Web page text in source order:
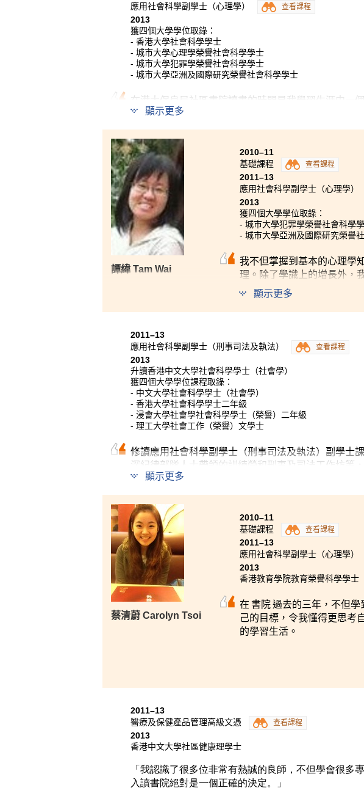
應用社會科學副學士（心理學）
查看課程
2013
獲四個大學學位取錄：
- 香港大學社會科學學士
- 城市大學心理學榮譽社會科學學士
- 城市大學犯罪學榮譽社會科學學士
- 城市大學亞洲及國際研究榮譽社會科學學士
在港大保良局社區書院讀書的時間是我學習生涯中一
中所得到和學到的。記得初初來到這書院，感到十分
很大分別。這裡的教學著重自學、自律和獨立批判恩
升讀大學奠下基礎。除了參與平日的課堂外，還有機
亦獲得機會參加北京天津交流團，不但加深對這兩個
會嘗試新事情，與不同文化背景的人交流。
顯示更多
譚緯 Tam Wai
2010–11
基礎課程
查看課程
2011–13
應用社會科學副學士（心理學）
2013
獲四個大學學位取錄：
- 城市大學犯罪學榮譽社會科學
- 城市大學亞洲及國際研究榮譽
我不但掌握到基本的心理學
理。除了學識上的增長外，
友誼。另外，最難忘的是
獲派到一所精神復康中心
會親自組織一個義工活動給
顯示更多
2011–13
應用社會科學副學士（刑事司法及執法）
查看課程
2013
升讀香港中文大學社會科學學士（社會學）
獲四個大學學位課程取錄：
- 中文大學社會科學學士（社會學）
- 香港大學社會科學學士二年級
- 浸會大學社會學社會科學學士（榮譽）二年級
- 理工大學社會工作（榮譽）文學士
修讀應用社會科學副學士（刑事司法及執法）副學士
深紀律部隊人士帶領的訓練營和刑事及司法工作坊等
中的社會科學單元，如心理學、社會學和認識社會研
大學修讀社會學的目標，對大學學習非常有幫助。
顯示更多
蔡清蔚 Carolyn Tsoi
2010–11
基礎課程
查看課程
2011–13
應用社會科學副學士（心理學）
2013
香港教育學院教育榮譽科學學士
在 書院 過去的三年，不但
己的目標，令我懂得更思考
的學習生活。
2011–13
醫療及保健產品管理高級文憑
查看課程
2013
香港中文大學社區健康理學士
「我認識了很多位非常有熱誠的良師，不但學會很
入讀書院絕對是一個正確的決定。」